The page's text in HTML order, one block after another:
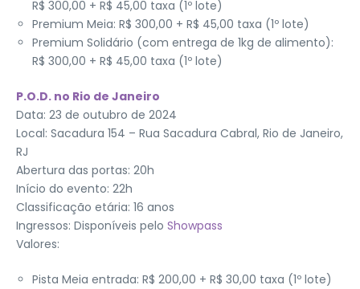
R$ 300,00 + R$ 45,00 taxa (1º lote)
Premium Meia: R$ 300,00 + R$ 45,00 taxa (1º lote)
Premium Solidário (com entrega de 1kg de alimento):
R$ 300,00 + R$ 45,00 taxa (1º lote)
P.O.D. no Rio de Janeiro
Data: 23 de outubro de 2024
Local: Sacadura 154 – Rua Sacadura Cabral, Rio de Janeiro,
RJ
Abertura das portas: 20h
Início do evento: 22h
Classificação etária: 16 anos
Ingressos: Disponíveis pelo Showpass
Valores:
Pista Meia entrada: R$ 200,00 + R$ 30,00 taxa (1º lote)